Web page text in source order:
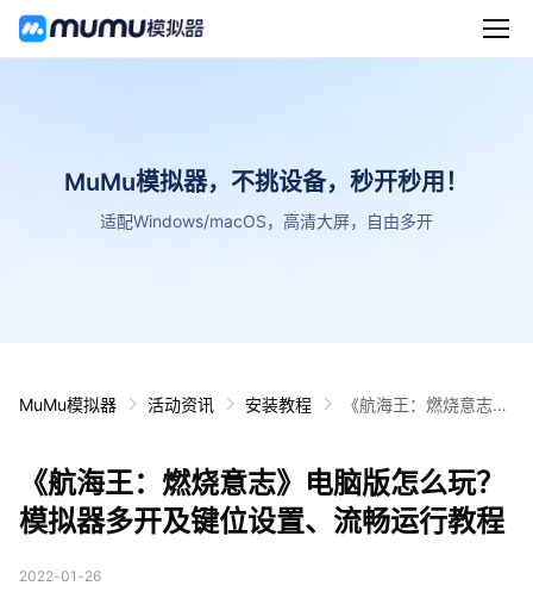
MuMu模拟器，不挑设备，秒开秒用！
适配Windows/macOS，高清大屏，自由多开
MuMu模拟器 活动资讯 安装教程
《航海王：燃烧意志》
运行教程
《航海王：燃烧意志》电脑版怎么玩？
模拟器多开及键位设置、流畅运行教程
2022-01-26